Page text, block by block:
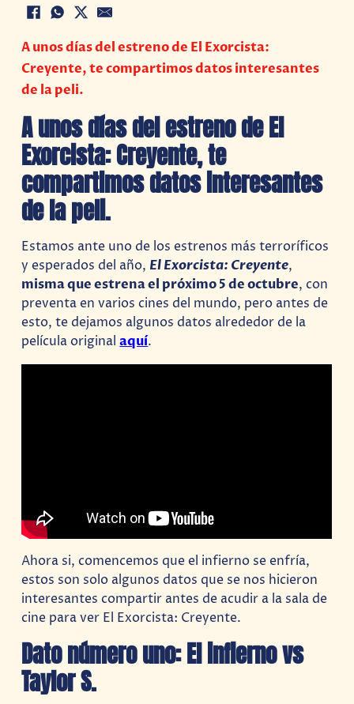
A unos días del estreno de El Exorcista:
Creyente, te compartimos datos interesantes
de la peli.
A unos días del estreno de El
Exorcista: Creyente, te
compartimos datos interesantes
de la peli.
Estamos ante uno de los estrenos más terroríficos
y esperados del año, El Exorcista: Creyente,
misma que estrena el próximo 5 de octubre, con
preventa en varios cines del mundo, pero antes de
esto, te dejamos algunos datos alrededor de la
película originalaquí.
Ahora si, comencemos que el infierno se enfría,
estos son solo algunos datos que se nos hicieron
interesantes compartir antes de acudir a la sala de
cine para ver El Exorcista: Creyente.
Dato número uno: El infierno vs
Taylor S.